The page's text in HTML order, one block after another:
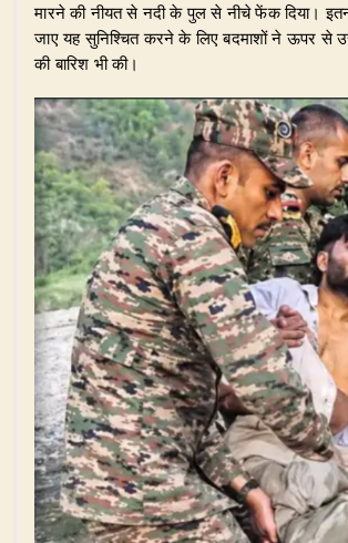
k
मारने की नीयत से नदी के पुल से नीचे फेंक दिया।
जाए यह सुनिश्चित करने के लिए बदमाशों ने ऊपर से
की बारिश भी की।